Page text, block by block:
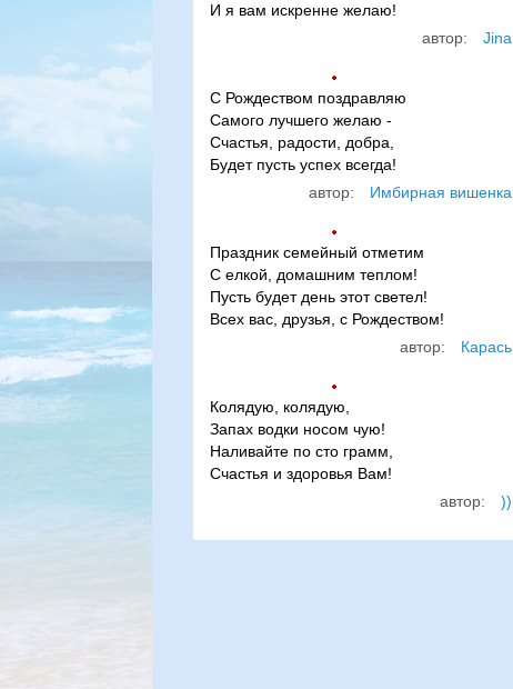
И я вам искренне желаю!
автор:
Jina
С Рождеством поздравляю
Самого лучшего желаю -
Счастья, радости, добра,
Будет пусть успех всегда!
автор:
Имбирная вишенка
Праздник семейный отметим
С елкой, домашним теплом!
Пусть будет день этот светел!
Всех вас, друзья, с Рождеством!
автор:
Карась
Колядую, колядую,
Запах водки носом чую!
Наливайте по сто грамм,
Счастья и здоровья Вам!
автор:
))